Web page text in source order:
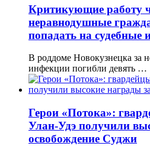
Критикующие работу
неравнодушные
попадать на судебные
В роддоме Новокузнецка за
инфекции погибли девять …
Герои «Потока»:
Улан-Удэ получили
освобождение Суджи